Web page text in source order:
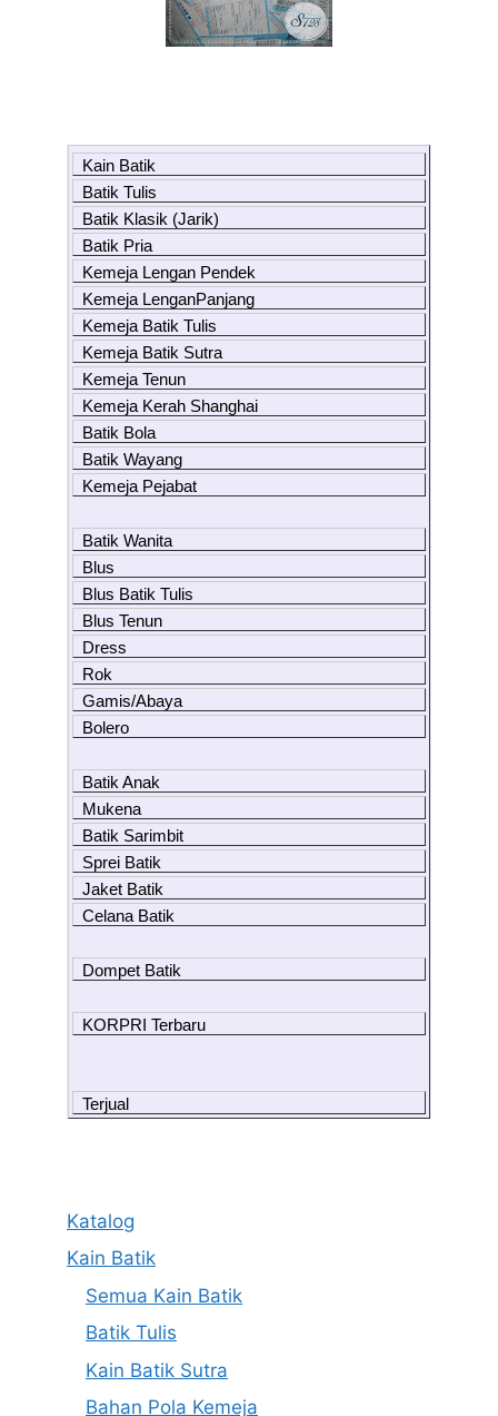
Kain Batik
Batik Tulis
Batik Klasik (Jarik)
Batik Pria
Kemeja Lengan Pendek
Kemeja LenganPanjang
Kemeja Batik Tulis
Kemeja Batik Sutra
Kemeja Tenun
Kemeja Kerah Shanghai
Batik Bola
Batik Wayang
Kemeja Pejabat
Batik Wanita
Blus
Blus Batik Tulis
Blus Tenun
Dress
Rok
Gamis/Abaya
Bolero
Batik Anak
Mukena
Batik Sarimbit
Sprei Batik
Jaket Batik
Celana Batik
Dompet Batik
KORPRI Terbaru
Terjual
Katalog
Kain Batik
Semua Kain Batik
Batik Tulis
Kain Batik Sutra
Bahan Pola Kemeja